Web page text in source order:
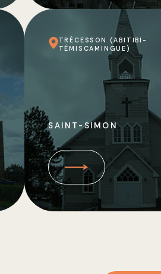
TRÉCESSON (ABITIBI-
TÉMISCAMINGUE)
SAINT-SIMON